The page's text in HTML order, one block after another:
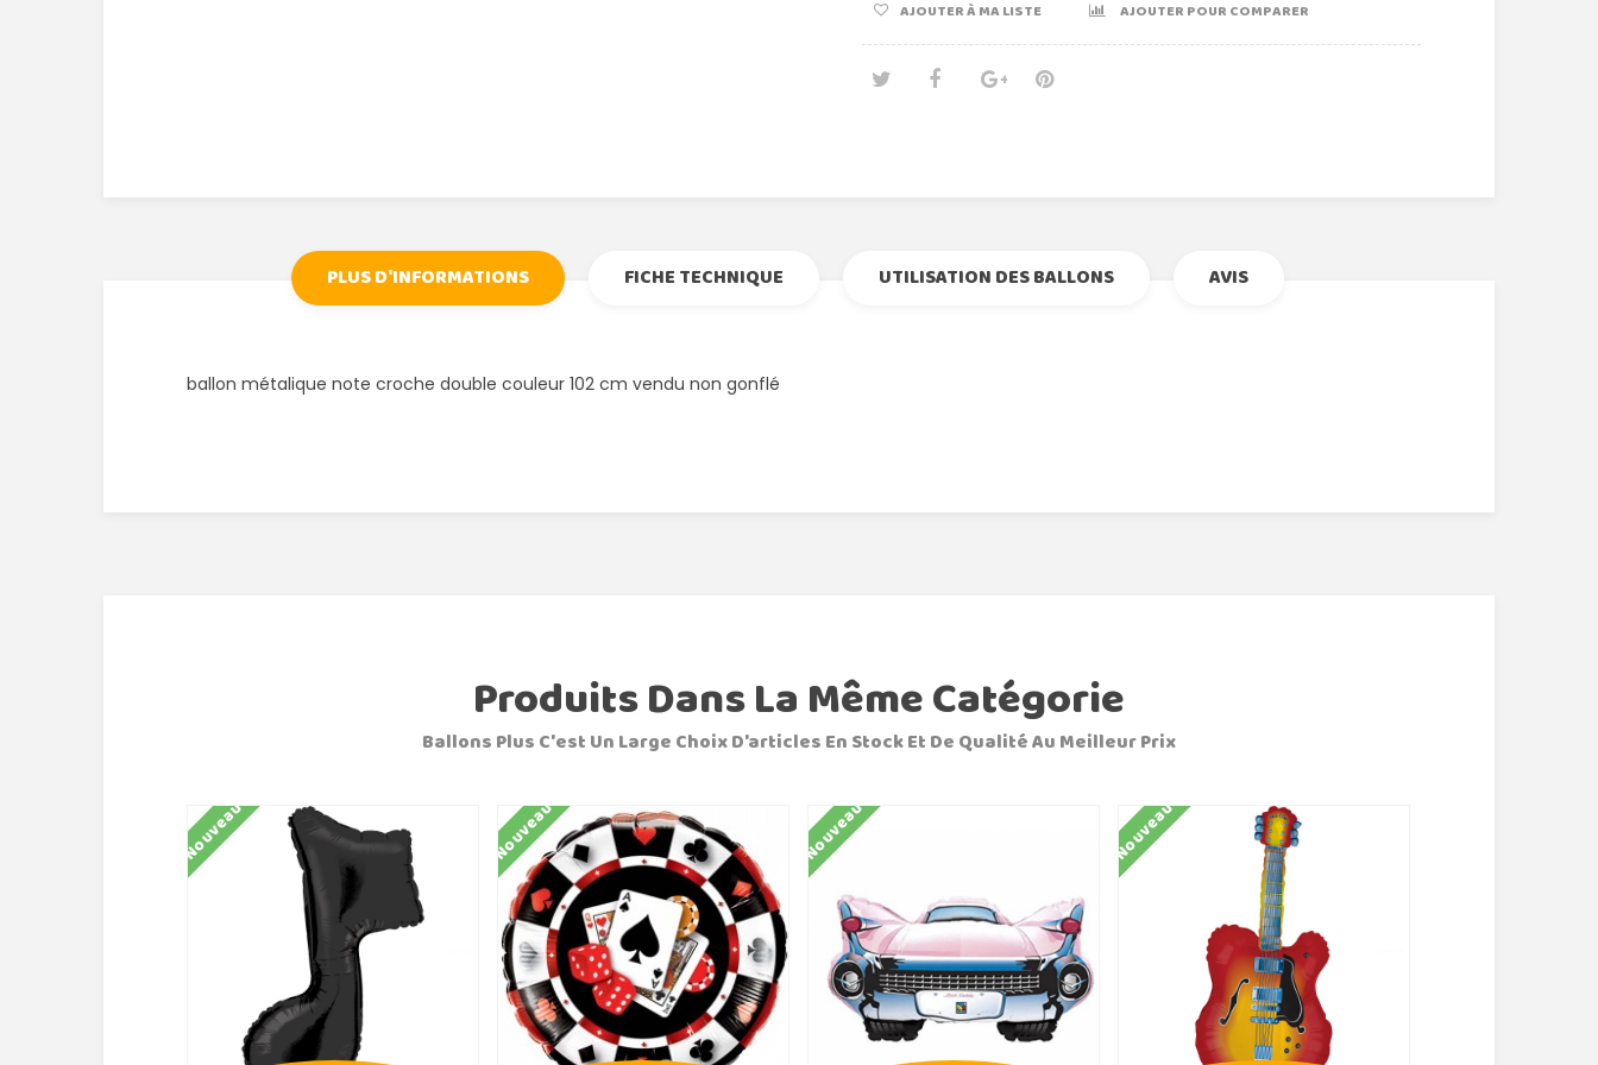
AJOUTER À MA LISTE AJOUTER POUR COMPARER
PLUS D'INFORMATIONS FICHE TECHNIQUE UTILISATION DES BALLONS AVIS
ballon métalique note croche double couleur 102 cm vendu non gonflé
Produits Dans La Même Catégorie
Ballons Plus C'est Un Large Choix D'articles En Stock Et De Qualité Au Meilleur Prix
Nouveau Nouveau Nouveau Nouveau